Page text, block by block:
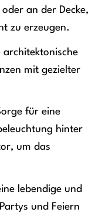
an der Decke,
zu erzeugen.
mit gezielter
für eine
hinter
um das
lebendige und
und Feiern